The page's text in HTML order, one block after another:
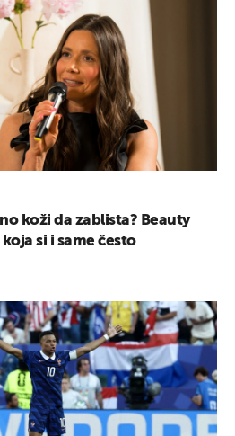
koži da zablista? Beauty
si i same često